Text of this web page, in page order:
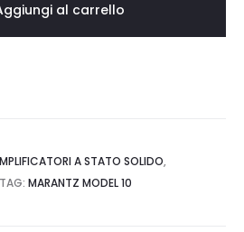
al carrello
A STATO SOLIDO,
TAG: MARANTZ MODEL 10